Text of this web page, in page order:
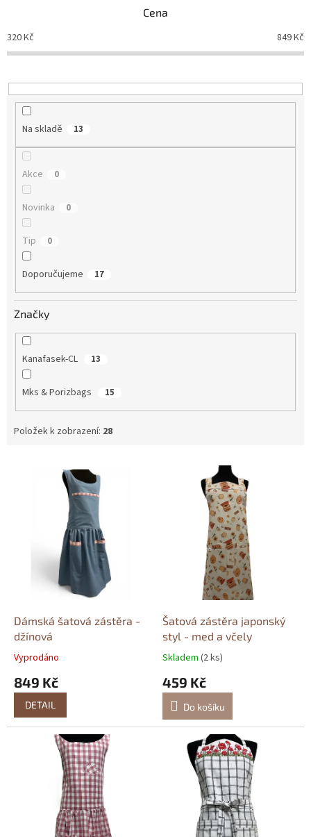
o
d
k
t
Cena
320Kč 849Kč
Na skladě 13
Akce 0
Novinka 0
Tip 0
Doporučujeme 17
Značky
Kanafasek-CL 13
Mks & Porizbags 15
Položek k zobrazení: 28
Dámská šatová zástěra -
džínová
Vyprodáno
849 Kč
DETAIL
Šatová zástěra japonský
styl - med a včely
Skladem (2 ks)
459 Kč
Do košíku